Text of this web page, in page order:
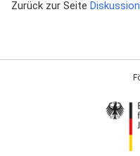
Zurück zur Seite